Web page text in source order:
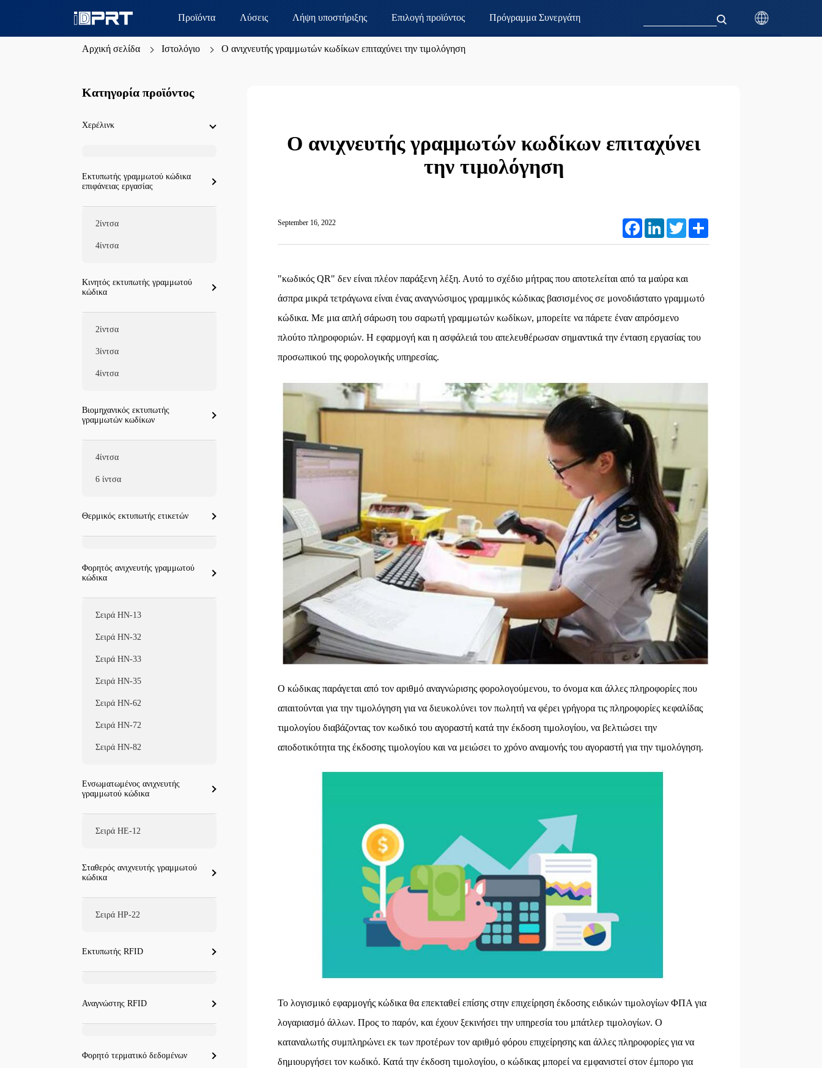
Προϊόντα Λύσεις Λήψη υποστήριξης Επιλογή προϊόντος Πρόγραμμα Συνεργάτη
Αρχική σελίδα Ιστολόγιο Ο ανιχνευτής γραμμωτών κωδίκων επιταχύνει την τιμολόγηση
Ο ανιχνευτής γραμμωτών κωδίκων επιταχύνει
την τιμολόγηση
September 16, 2022 FacebookLinkedIn Twitter
"κωδικός QR" δεν είναι πλέον παράξενη λέξη. Αυτό το σχέδιο μήτρας που αποτελείται από τα μαύρα και
άσπρα μικρά τετράγωνα είναι ένας αναγνώσιμος γραμμικός κώδικας βασισμένος σε μονοδιάστατο γραμμωτό
κώδικα. Με μια απλή σάρωση του σαρωτή γραμμωτών κωδίκων, μπορείτε να πάρετε έναν απρόσμενο
πλούτο πληροφοριών. Η εφαρμογή και η ασφάλειά του απελευθέρωσαν σημαντικά την ένταση εργασίας του
προσωπικού της φορολογικής υπηρεσίας.
Ο κώδικας παράγεται από τον αριθμό αναγνώρισης φορολογούμενου, το όνομα και άλλες πληροφορίες που
απαιτούνται για την τιμολόγηση για να διευκολύνει τον πωλητή να φέρει γρήγορα τις πληροφορίες κεφαλίδας
τιμολογίου διαβάζοντας τον κωδικό του αγοραστή κατά την έκδοση τιμολογίου, να βελτιώσει την
αποδοτικότητα της έκδοσης τιμολογίου και να μειώσει το χρόνο αναμονής του αγοραστή για την τιμολόγηση.
Το λογισμικό εφαρμογής κώδικα θα επεκταθεί επίσης στην επιχείρηση έκδοσης ειδικών τιμολογίων ΦΠΑ για
λογαριασμό άλλων. Προς το παρόν, και έχουν ξεκινήσει την υπηρεσία του μπάτλερ τιμολογίων. Ο
καταναλωτής συμπληρώνει εκ των προτέρων τον αριθμό φόρου επιχείρησης και άλλες πληροφορίες για να
δημιουργήσει τον κωδικό. Κατά την έκδοση τιμολογίου, ο κώδικας μπορεί να εμφανιστεί στον έμπορο για
Κατηγορία προϊόντος
Χερέλινκ
Εκτυπωτής γραμμωτού κώδικα
επιφάνειας εργασίας
2ίντσα
4ίντσα
Κινητός εκτυπωτής γραμμωτού
κώδικα
2ίντσα
3ίντσα
4ίντσα
Βιομηχανικός εκτυπωτής
γραμμωτών κωδίκων
4ίντσα
6 ίντσα
Θερμικός εκτυπωτής ετικετών
Φορητός ανιχνευτής γραμμωτού
κώδικα
Σειρά HN-13
Σειρά HN-32
Σειρά HN-33
Σειρά HN-35
Σειρά HN-62
Σειρά HN-72
Σειρά HN-82
Ενσωματωμένος ανιχνευτής
γραμμωτού κώδικα
Σειρά HE-12
Σταθερός ανιχνευτής γραμμωτού
κώδικα
Σειρά HP-22
Εκτυπωτής RFID
Αναγνώστης RFID
Φορητό τερματικό δεδομένων